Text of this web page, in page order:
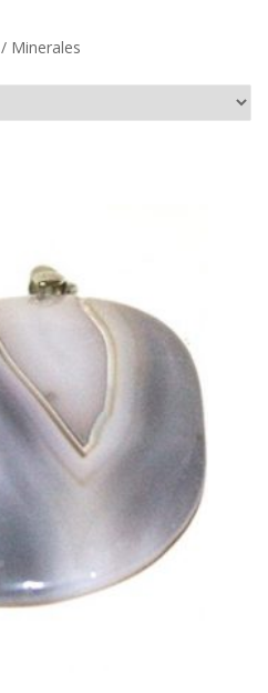
/ Minerales